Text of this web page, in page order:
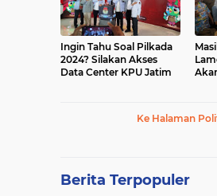
Ingin Tahu Soal Pilkada
2024? Silakan Akses
Data Center KPU Jatim
Ke Halaman
Berita Terpopuler